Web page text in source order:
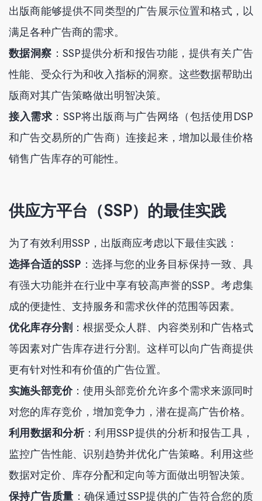
出版商能够提供不同类型的广告展示位置和格式，以
满足各种广告商的需求。
数据洞察 ：SSP提供分析和报告功能，提供有关广告
性能、受众行为和收入指标的洞察。这些数据帮助出
版商对其广告策略做出明智决策。
接入需求 ：SSP将出版商与广告网络（包括使用DSP
和广告交易所的广告商）连接起来，增加以最佳价格
销售广告库存的可能性。
供应方平台（SSP）的最佳实践
为了有效利用SSP，出版商应考虑以下最佳实践：
选择合适的SSP ：选择与您的业务目标保持一致、具
有强大功能并在行业中享有较高声誉的SSP。考虑集
成的便捷性、支持服务和需求伙伴的范围等因素。
优化库存分割 ：根据受众人群、内容类别和广告格式
等因素对广告库存进行分割。这样可以向广告商提供
更有针对性和有价值的广告位置。
实施头部竞价：使用头部竞价允许多个需求来源同时
对您的库存竞价，增加竞争力，潜在提高广告价格。
利用数据和分析：利用SSP提供的分析和报告工具，
监控广告性能、识别趋势并优化广告策略。利用这些
数据对定价、库存分配和定向等方面做出明智决策。
保持广告质量 ：确保通过SSP提供的广告符合您的质